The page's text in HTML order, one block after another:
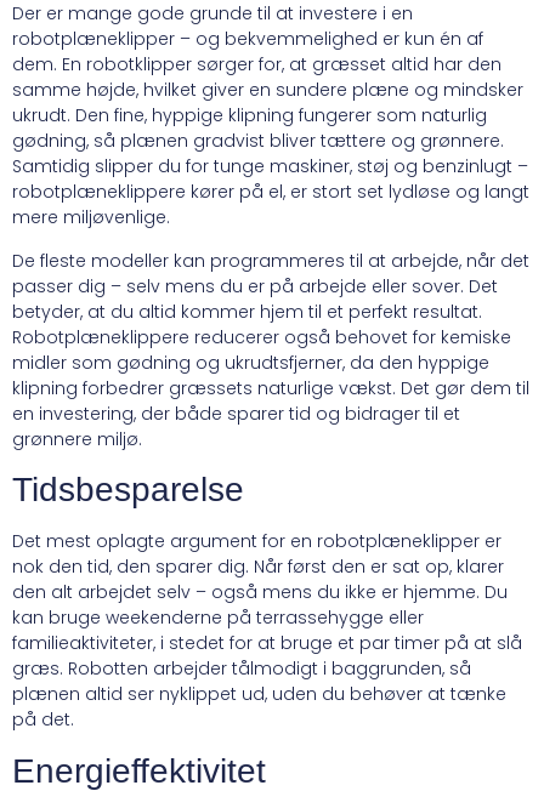
Der er mange gode grunde til at investere i en
robotplæneklipper – og bekvemmelighed er kun én af
dem. En robotklipper sørger for, at græsset altid har den
samme højde, hvilket giver en sundere plæne og mindsker
ukrudt. Den fine, hyppige klipning fungerer som naturlig
gødning, så plænen gradvist bliver tættere og grønnere.
Samtidig slipper du for tunge maskiner, støj og benzinlugt –
robotplæneklippere kører på el, er stort set lydløse og langt
mere miljøvenlige.
De fleste modeller kan programmeres til at arbejde, når det
passer dig – selv mens du er på arbejde eller sover. Det
betyder, at du altid kommer hjem til et perfekt resultat.
Robotplæneklippere reducerer også behovet for kemiske
midler som gødning og ukrudtsfjerner, da den hyppige
klipning forbedrer græssets naturlige vækst. Det gør dem til
en investering, der både sparer tid og bidrager til et
grønnere miljø.
Tidsbesparelse
Det mest oplagte argument for en robotplæneklipper er
nok den tid, den sparer dig. Når først den er sat op, klarer
den alt arbejdet selv – også mens du ikke er hjemme. Du
kan bruge weekenderne på terrassehygge eller
familieaktiviteter, i stedet for at bruge et par timer på at slå
græs. Robotten arbejder tålmodigt i baggrunden, så
plænen altid ser nyklippet ud, uden du behøver at tænke
på det.
Energieffektivitet